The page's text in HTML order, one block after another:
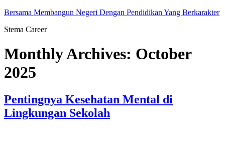
Skip
content
Bersama Membangun Negeri Dengan Pendidikan Yang Berkarakter
Stema Career
Monthly Archives: October
2025
Pentingnya Kesehatan Mental di
Lingkungan Sekolah